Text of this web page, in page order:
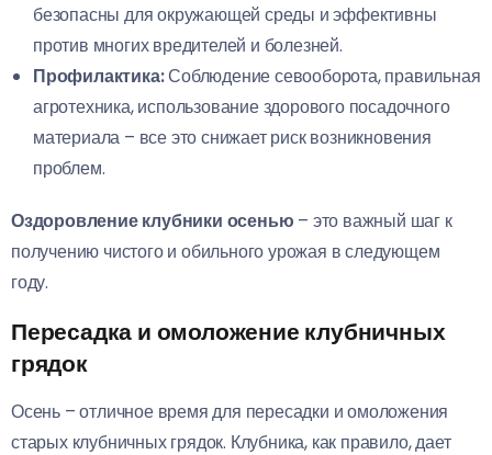
безопасны для окружающей среды и эффективны
против многих вредителей и болезней.
Профилактика:Соблюдение севооборота, правильная
агротехника, использование здорового посадочного
материала – все это снижает риск возникновения
проблем.
Оздоровление клубники осенью – это важный шаг к
получению чистого и обильного урожая в следующем
году.
Пересадка и омоложение клубничных
грядок
Осень – отличное время для пересадки и омоложения
старых клубничных грядок. Клубника, как правило, дает